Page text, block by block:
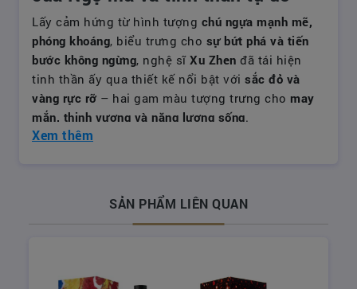
Lấy cảm hứng từ hình tượng chú ngựa mạnh mẽ,
phóng khoáng, biểu trưng cho sự bứt phá và tiến
bước không ngừng, nghệ sĩ Xu Zhen đã tái hiện
tinh thần ấy qua thiết kế nổi bật với sắc đỏ và
vàng rực rỡ – hai gam màu tượng trưng cho may
mắn, thịnh vượng và năng lượng sống.
Điểm nhấn trên hộp quà là
nghệ thuật thêu cổ Trung Hoa
một chai cognac, mà còn gửi gắm thông điệp
Xem thêm
SẢN PHẨM LIÊN QUAN